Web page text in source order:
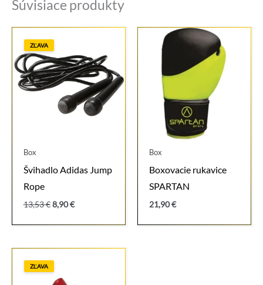
Súvisiace produkty
ZĽAVA
Box
Švihadlo Adidas Jump
Rope
13,53€ Pôvodná
bola:
8,90€Aktuálna
je:
Box
Boxovacie rukavice
SPARTAN
21,90€
ZĽAVA